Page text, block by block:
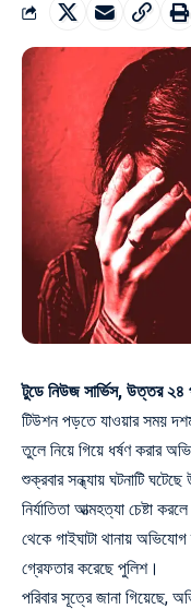
টুডে নিউজ সার্ভিস, উত্তর ২৪
টিউশন পড়তে যাওয়ার সময়
তুলে নিয়ে গিয়ে ধর্ষণ করার
শুক্রবার সন্ধ্যায় ঘটনাটি
নির্যাতিতা আত্মহত্যা চেষ্টা
থেকে গাইঘাটা থানায়
গ্রেফতার করেছে পুলিশ।
পরিবার সূত্রে জানা গিয়েছে,